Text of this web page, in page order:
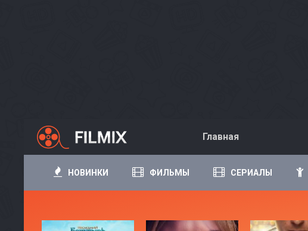
Главная
НОВИНКИ ФИЛЬМЫ СЕРИАЛЫ